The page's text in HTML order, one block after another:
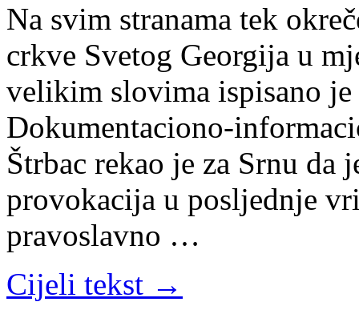
Na svim stranama tek
crkve Svetog Georgija u
velikim slovima ispisano
Dokumentaciono-
Štrbac rekao je za Srnu da
provokacija u posljednje
pravoslavno …
Cijeli tekst →